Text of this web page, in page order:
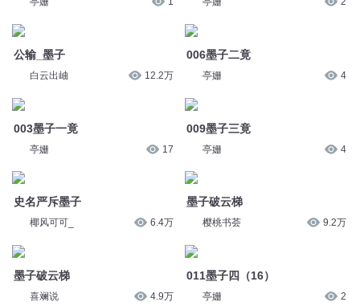
公输_墨子
白云出岫 12.2万
003墨子一竟
亭姗 17
史名严斥墨子
椰风可可_ 6.4万
墨子破云梯
喜斓说 4.9万
006墨子二竟
亭姗 4
009墨子三竟
亭姗 4
墨子破云梯
樱桃书荟 9.2万
011墨子四（16）
亭姗 2